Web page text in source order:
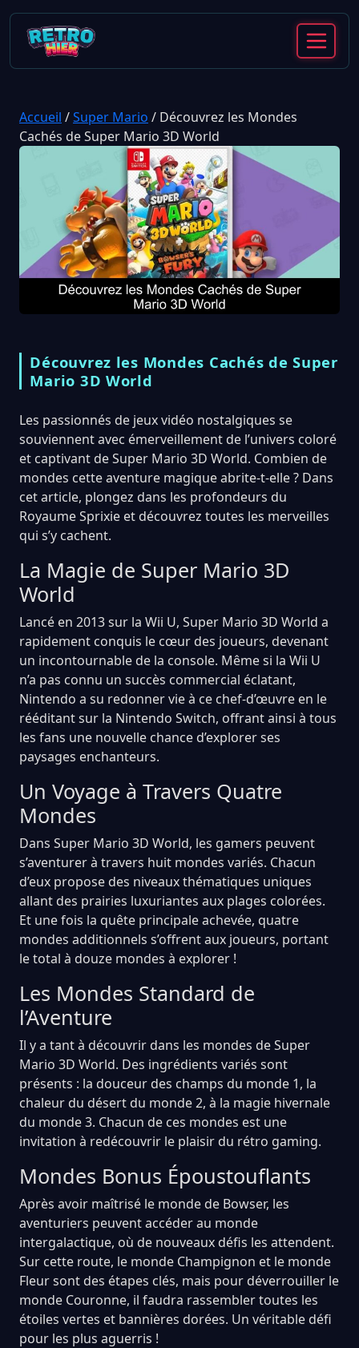
Accueil /Super Mario / Découvrez les Mondes
Cachés de Super Mario 3D World
Découvrez les Mondes Cachés de Super
Mario 3D World
Les passionnés de jeux vidéo nostalgiques se
souviennent avec émerveillement de l’univers coloré
et captivant de Super Mario 3D World. Combien de
mondes cette aventure magique abrite-t-elle ? Dans
cet article, plongez dans les profondeurs du
Royaume Sprixie et découvrez toutes les merveilles
qui s’y cachent.
La Magie de Super Mario 3D
World
Lancé en 2013 sur la Wii U, Super Mario 3D World a
rapidement conquis le cœur des joueurs, devenant
un incontournable de la console. Même si la Wii U
n’a pas connu un succès commercial éclatant,
Nintendo a su redonner vie à ce chef-d’œuvre en le
rééditant sur la Nintendo Switch, offrant ainsi à tous
les fans une nouvelle chance d’explorer ses
paysages enchanteurs.
Un Voyage à Travers Quatre
Mondes
Dans Super Mario 3D World, les gamers peuvent
s’aventurer à travers huit mondes variés. Chacun
d’eux propose des niveaux thématiques uniques
allant des prairies luxuriantes aux plages colorées.
Et une fois la quête principale achevée, quatre
mondes additionnels s’offrent aux joueurs, portant
le total à douze mondes à explorer !
Les Mondes Standard de
l’Aventure
Il y a tant à découvrir dans les mondes de Super
Mario 3D World. Des ingrédients variés sont
présents : la douceur des champs du monde 1, la
chaleur du désert du monde 2, à la magie hivernale
du monde 3. Chacun de ces mondes est une
invitation à redécouvrir le plaisir du rétro gaming.
Mondes Bonus Époustouflants
Après avoir maîtrisé le monde de Bowser, les
aventuriers peuvent accéder au monde
intergalactique, où de nouveaux défis les attendent.
Sur cette route, le monde Champignon et le monde
Fleur sont des étapes clés, mais pour déverrouiller le
monde Couronne, il faudra rassembler toutes les
étoiles vertes et bannières dorées. Un véritable défi
pour les plus aguerris !